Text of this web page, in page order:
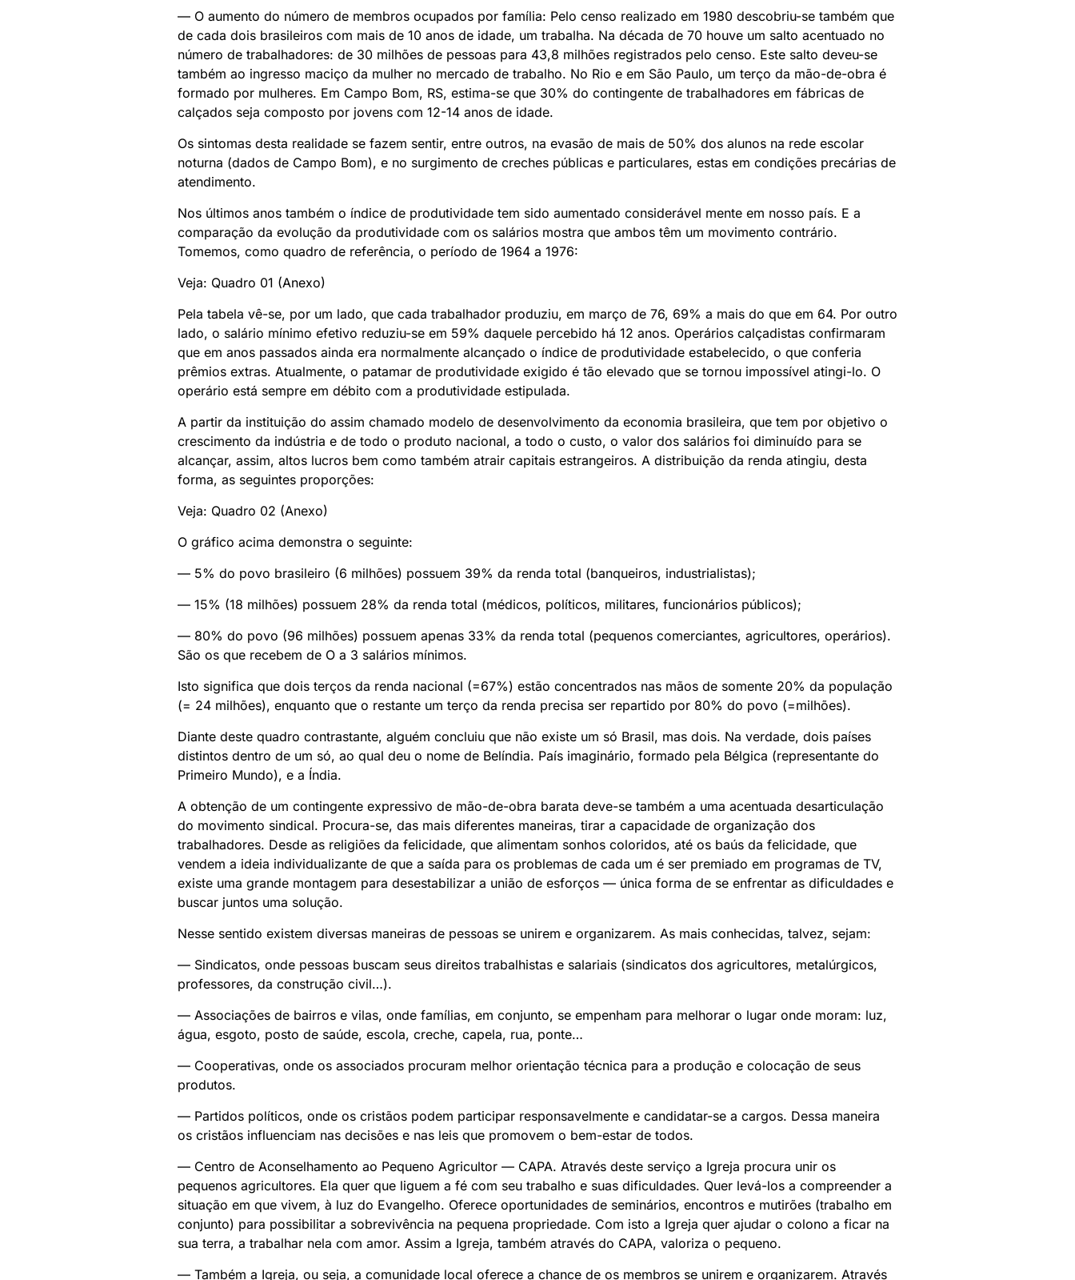
— O aumento do número de membros ocupados por família: Pelo censo realizado em 1980 descobriu-se também que
de cada dois brasileiros com mais de 10 anos de idade, um trabalha. Na década de 70 houve um salto acentuado no
número de trabalhadores: de 30 milhões de pessoas para 43,8 milhões registrados pelo censo. Este salto deveu-se
também ao ingresso maciço da mulher no mercado de trabalho. No Rio e em São Paulo, um terço da mão-de-obra é
formado por mulheres. Em Campo Bom, RS, estima-se que 30% do contingente de trabalhadores em fábricas de
calçados seja composto por jovens com 12-14 anos de idade.
Os sintomas desta realidade se fazem sentir, entre outros, na evasão de mais de 50% dos alunos na rede escolar
noturna (dados de Campo Bom), e no surgimento de creches públicas e particulares, estas em condições precárias de
atendimento.
Nos últimos anos também o índice de produtividade tem sido aumentado considerável mente em nosso país. E a
comparação da evolução da produtividade com os salários mostra que ambos têm um movimento contrário.
Tomemos, como quadro de referência, o período de 1964 a 1976:
Veja: Quadro 01 (Anexo)
Pela tabela vê-se, por um lado, que cada trabalhador produziu, em março de 76, 69% a mais do que em 64. Por outro
lado, o salário mínimo efetivo reduziu-se em 59% daquele percebido há 12 anos. Operários calçadistas confirmaram
que em anos passados ainda era normalmente alcançado o índice de produtividade estabelecido, o que conferia
prêmios extras. Atualmente, o patamar de produtividade exigido é tão elevado que se tornou impossível atingi-lo. O
operário está sempre em débito com a produtividade estipulada.
A partir da instituição do assim chamado modelo de desenvolvimento da economia brasileira, que tem por objetivo o
crescimento da indústria e de todo o produto nacional, a todo o custo, o valor dos salários foi diminuído para se
alcançar, assim, altos lucros bem como também atrair capitais estrangeiros. A distribuição da renda atingiu, desta
forma, as seguintes proporções:
Veja: Quadro 02 (Anexo)
O gráfico acima demonstra o seguinte:
— 5% do povo brasileiro (6 milhões) possuem 39% da renda total (banqueiros, industrialistas);
— 15% (18 milhões) possuem 28% da renda total (médicos, políticos, militares, funcionários públicos);
— 80% do povo (96 milhões) possuem apenas 33% da renda total (pequenos comerciantes, agricultores, operários).
São os que recebem de O a 3 salários mínimos.
Isto significa que dois terços da renda nacional (=67%) estão concentrados nas mãos de somente 20% da população
(= 24 milhões), enquanto que o restante um terço da renda precisa ser repartido por 80% do povo (=milhões).
Diante deste quadro contrastante, alguém concluiu que não existe um só Brasil, mas dois. Na verdade, dois países
distintos dentro de um só, ao qual deu o nome de Belíndia. País imaginário, formado pela Bélgica (representante do
Primeiro Mundo), e a Índia.
A obtenção de um contingente expressivo de mão-de-obra barata deve-se também a uma acentuada desarticulação
do movimento sindical. Procura-se, das mais diferentes maneiras, tirar a capacidade de organização dos
trabalhadores. Desde as religiões da felicidade, que alimentam sonhos coloridos, até os baús da felicidade, que
vendem a ideia individualizante de que a saída para os problemas de cada um é ser premiado em programas de TV,
existe uma grande montagem para desestabilizar a união de esforços — única forma de se enfrentar as dificuldades e
buscar juntos uma solução.
Nesse sentido existem diversas maneiras de pessoas se unirem e organizarem. As mais conhecidas, talvez, sejam:
— Sindicatos, onde pessoas buscam seus direitos trabalhistas e salariais (sindicatos dos agricultores, metalúrgicos,
professores, da construção civil…).
— Associações de bairros e vilas, onde famílias, em conjunto, se empenham para melhorar o lugar onde moram: luz,
água, esgoto, posto de saúde, escola, creche, capela, rua, ponte…
— Cooperativas, onde os associados procuram melhor orientação técnica para a produção e colocação de seus
produtos.
— Partidos políticos, onde os cristãos podem participar responsavelmente e candidatar-se a cargos. Dessa maneira
os cristãos influenciam nas decisões e nas leis que promovem o bem-estar de todos.
— Centro de Aconselhamento ao Pequeno Agricultor — CAPA. Através deste serviço a Igreja procura unir os
pequenos agricultores. Ela quer que liguem a fé com seu trabalho e suas dificuldades. Quer levá-los a compreender a
situação em que vivem, à luz do Evangelho. Oferece oportunidades de seminários, encontros e mutirões (trabalho em
conjunto) para possibilitar a sobrevivência na pequena propriedade. Com isto a Igreja quer ajudar o colono a ficar na
sua terra, a trabalhar nela com amor. Assim a Igreja, também através do CAPA, valoriza o pequeno.
— Também a Igreja, ou seja, a comunidade local oferece a chance de os membros se unirem e organizarem. Através